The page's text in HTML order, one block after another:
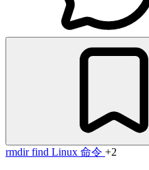
rmdirfind Linux 命令 +2